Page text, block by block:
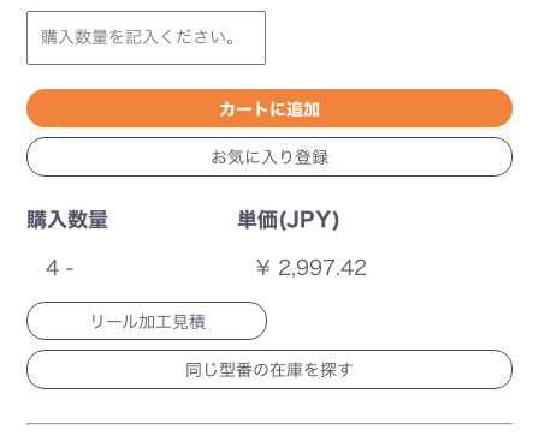
購入数量 単価(JPY)
4 - ¥ 2,997.42
リール加工見積